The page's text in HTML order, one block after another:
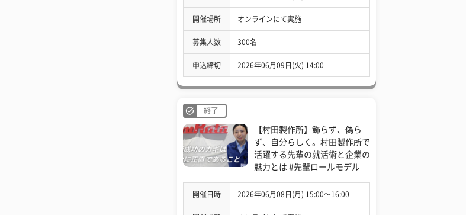
開催場所 オンラインにて実施
募集人数 300名
申込締切 2026年06月09日(火) 14:00
終了
【村田製作所】飾らず、偽ら
ず、自分らしく。村田製作所で
活躍する先輩の就活術と企業の
魅力とは #先輩ロールモデル
開催日時 2026年06月08日(月) 15:00〜16:00